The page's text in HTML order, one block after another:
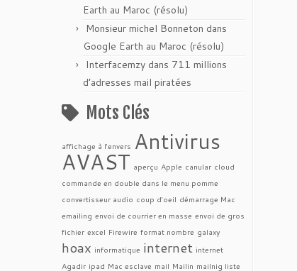
Earth au Maroc (résolu)
Monsieur michel Bonneton dans
Google Earth au Maroc (résolu)
Interfacemzy dans 711 millions
d’adresses mail piratées
Mots Clés
affichage à l'envers Antivirus
AVAST aperçu Apple canular cloud
commande en double dans le menu pomme
convertisseur audio coup d'oeil démarrage Mac
emailing envoi de courrier en masse envoi de gros
fichier excel Firewire format nombre galaxy
hoax informatique internet internet
Agadir ipad Mac esclave mail Mailin mailnig liste